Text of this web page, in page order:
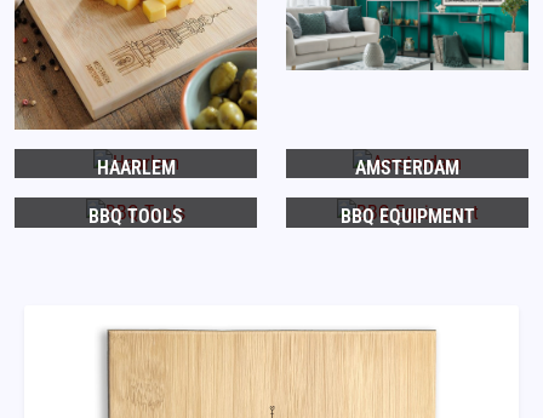
HAARLEM AMSTERDAM
BBQ TOOLS BBQ EQUIPMENT